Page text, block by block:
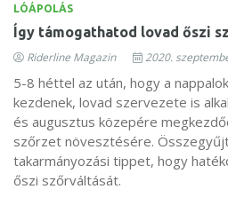
LÓÁPOLÁS
Így támogathatod lovad őszi
Riderline Magazin 2020.
5-8 héttel az után, hogy a
kezdenek, lovad szervezete is
és augusztus közepére
szőrzet növesztésére.
takarmányozási tippet, hogy
őszi szőrváltását.